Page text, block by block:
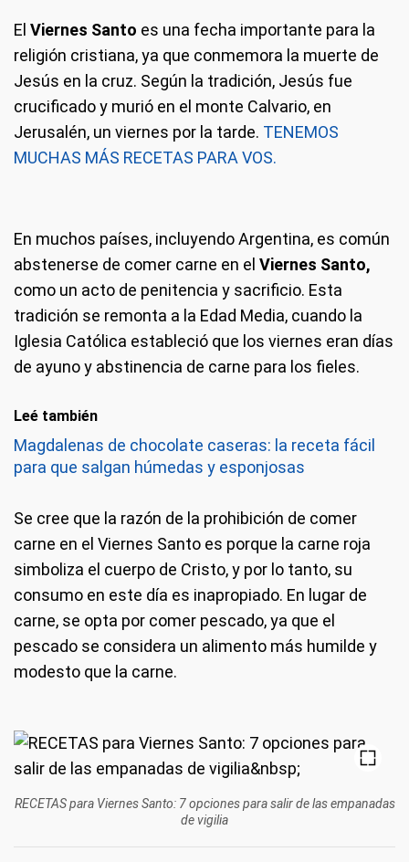
El Viernes Santo es una fecha importante para la
religión cristiana, ya que conmemora la muerte de
Jesús en la cruz. Según la tradición, Jesús fue
crucificado y murió en el monte Calvario, en
Jerusalén, un viernes por la tarde. TENEMOS
MUCHAS MÁS RECETAS PARA VOS.
En muchos países, incluyendo Argentina, es común
abstenerse de comer carne en el Viernes Santo,
como un acto de penitencia y sacrificio. Esta
tradición se remonta a la Edad Media, cuando la
Iglesia Católica estableció que los viernes eran días
de ayuno y abstinencia de carne para los fieles.
Leé también
Magdalenas de chocolate caseras: la receta fácil
para que salgan húmedas y esponjosas
Se cree que la razón de la prohibición de comer
carne en el Viernes Santo es porque la carne roja
simboliza el cuerpo de Cristo, y por lo tanto, su
consumo en este día es inapropiado. En lugar de
carne, se opta por comer pescado, ya que el
pescado se considera un alimento más humilde y
modesto que la carne.
RECETAS para Viernes Santo: 7 opciones para salir de las empanadas
de vigilia